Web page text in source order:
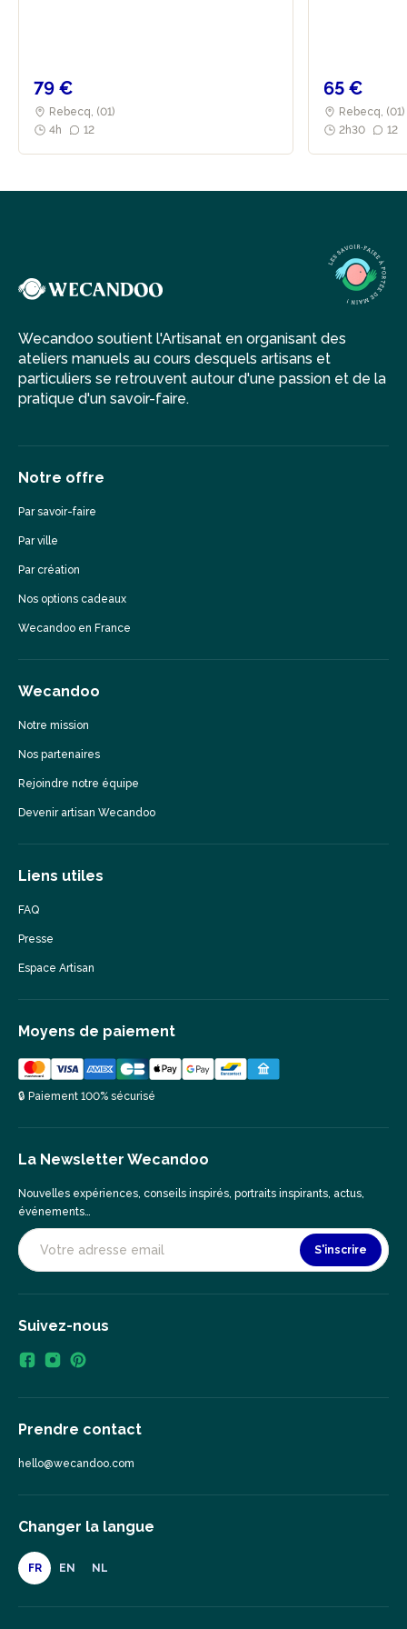
découvert la fermentation. Avec Pierre, elle a fondé
Itinéraire Bis Gourmand.
Ce projet promeut une alimentation saine, savoureuse et
ils font reposer leur projet sur trois types d’actions :
Conserver, Transmettre et Innover. C’est une invitation à
prendre un autre chemin et de s’y laisser surprendre.
Ils proposent leurs ateliers chez Molleke, un lieu
entièrement dédié à la promotion et la diffusion d'un mode
de vie plus durable.
79 €
Rebecq, (01)
4h
12
65 €
Rebecq, (01)
2h30
12
Wecandoo soutient l'Artisanat en organisant des
ateliers manuels au cours desquels artisans et
particuliers se retrouvent autour d'une passion et de la
pratique d'un savoir-faire.
Notre offre
Par savoir-faire
Par ville
Par création
Nos options cadeaux
Wecandoo en France
Wecandoo
Notre mission
Nos partenaires
Rejoindre notre équipe
Devenir artisan Wecandoo
Liens utiles
FAQ
Presse
Espace Artisan
Moyens de paiement
🔒 Paiement 100% sécurisé
La Newsletter Wecandoo
Nouvelles expériences, conseils inspirés, portraits inspirants, actus,
événements…
S'inscrire
Suivez-nous
Prendre contact
hello@wecandoo.com
Changer la langue
FR EN NL